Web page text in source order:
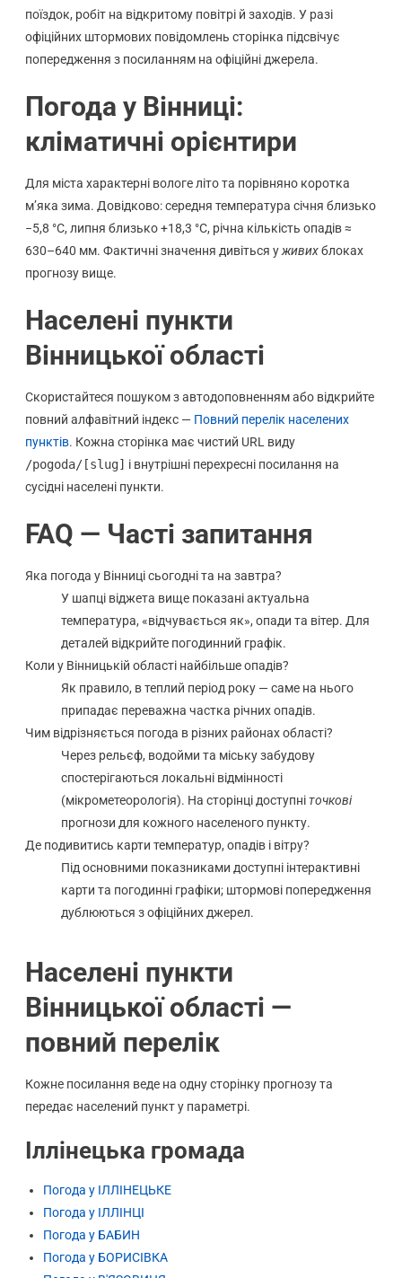
поїздок, робіт на відкритому повітрі й заходів. У разі
офіційних штормових повідомлень сторінка підсвічує
попередження з посиланням на офіційні джерела.
Погода у Вінниці:
кліматичні орієнтири
Для міста характерні вологе літо та порівняно коротка
м’яка зима. Довідково: середня температура січня близько
−5,8 °C, липня близько +18,3 °C, річна кількість опадів ≈
630–640 мм. Фактичні значення дивіться уживихблоках
прогнозу вище.
Населені пункти
Вінницької області
Скористайтеся пошуком з автодоповненням або відкрийте
повний алфавітний індекс — Повний перелік населених
пунктів. Кожна сторінка має чистий URL виду
/pogoda/[slug] і внутрішні перехресні посилання на
сусідні населені пункти.
FAQ — Часті запитання
Яка погода у Вінниці сьогодні та на завтра?
У шапці віджета вище показані актуальна
температура, «відчувається як», опади та вітер. Для
деталей відкрийте погодинний графік.
Коли у Вінницькій області найбільше опадів?
Як правило, в теплий період року — саме на нього
припадає переважна частка річних опадів.
Чим відрізняється погода в різних районах області?
Через рельєф, водойми та міську забудову
спостерігаються локальні відмінності
(мікрометеорологія). На сторінці доступніточкові
прогнози для кожного населеного пункту.
Де подивитись карти температур, опадів і вітру?
Під основними показниками доступні інтерактивні
карти та погодинні графіки; штормові попередження
дублюються з офіційних джерел.
Населені пункти
Вінницької області —
повний перелік
Кожне посилання веде на одну сторінку прогнозу та
передає населений пункт у параметрі.
Іллінецька громада
Погода у ІЛЛІНЕЦЬКЕ
Погода у ІЛЛІНЦІ
Погода у БАБИН
Погода у БОРИСІВКА